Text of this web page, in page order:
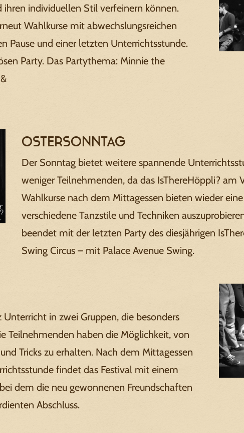
ihren individuellen Stil verfeinern können.
Wahlkurse mit abwechslungsreichen
Pause und einer letzten Unterrichtsstunde.
Party. Das Partythema: Minnie the
Ostersonntag
Der Sonntag bietet weitere spannende
weniger Teilnehmenden, da das IsThereHöppli? am
Wahlkurse nach dem Mittagessen bieten wieder
verschiedene Tanzstile und Techniken
beendet mit der letzten Party des diesjährigen
Swing Circus – mit Palace Avenue Swing.
in zwei Gruppen, die besonders
Teilnehmenden haben die Möglichkeit, von
Tricks zu erhalten. Nach dem Mittagessen
findet das Festival mit einem
dem die neu gewonnenen Freundschaften
Abschluss.